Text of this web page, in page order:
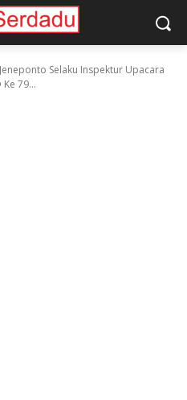
Selaku Inspektur Upacara
79...